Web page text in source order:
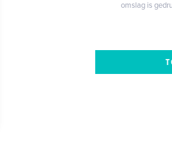
omslag is